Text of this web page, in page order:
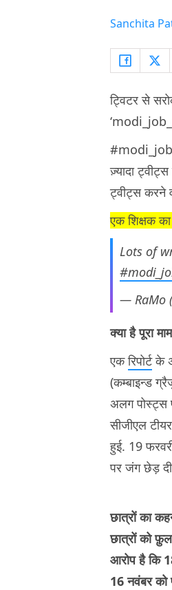
Sanchita
ट्विटर से
ज़्यादा
ट्वीट्स करने
एक शिक्षक का
Lots of
— RaMo
क्या है पूरा
एकरिपोर्टके
(कम्बाइन्ड
अलग पोस्ट्स
सीजीएल
हुई. 19
पर जंग छेड़
छात्रों का
छात्रों को
आरोप है कि
16 नवंबर को